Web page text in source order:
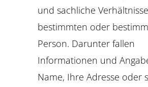
und sachliche
bestimmten oder
Person. Darunter fallen
Informationen und
Name, Ihre Adresse oder